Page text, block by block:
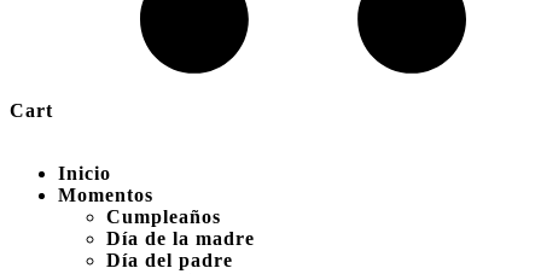
Cart
Inicio
Momentos
Cumpleaños
Día de la madre
Día del padre